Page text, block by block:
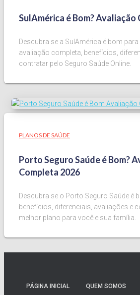
SulAmérica é Bom? Avaliação
Descubra se a SulAmérica é bom
avaliação completa, benefícios,
contratar pelo Seguro Saúde Online.
PLANOS DE SAÚDE
Porto Seguro Saúde é Bom?
Completa 2026
Descubra se o Porto Seguro Saúde é
benefícios, diferenciais, avaliações e
melhor plano para você e sua família.
PÁGINA INICIAL QUEM SOMOS